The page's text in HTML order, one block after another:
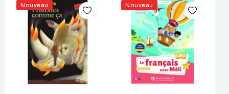
Nouveau Nouveau